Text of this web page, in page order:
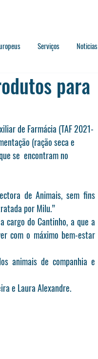
Serviços Noticias
para
de Farmácia (TAF 2021-
(ração seca e
se  encontram no
de Animais, sem fins
por Milu.”
cargo do Cantinho, a que a
com o máximo bem-estar
animais de companhia e
e Laura Alexandre.